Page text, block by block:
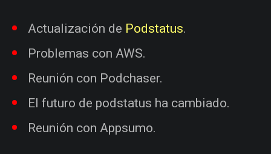
Actualización de Podstatus.
Problemas con AWS.
Reunión con Podchaser.
El futuro de podstatus ha cambiado.
Reunión con Appsumo.